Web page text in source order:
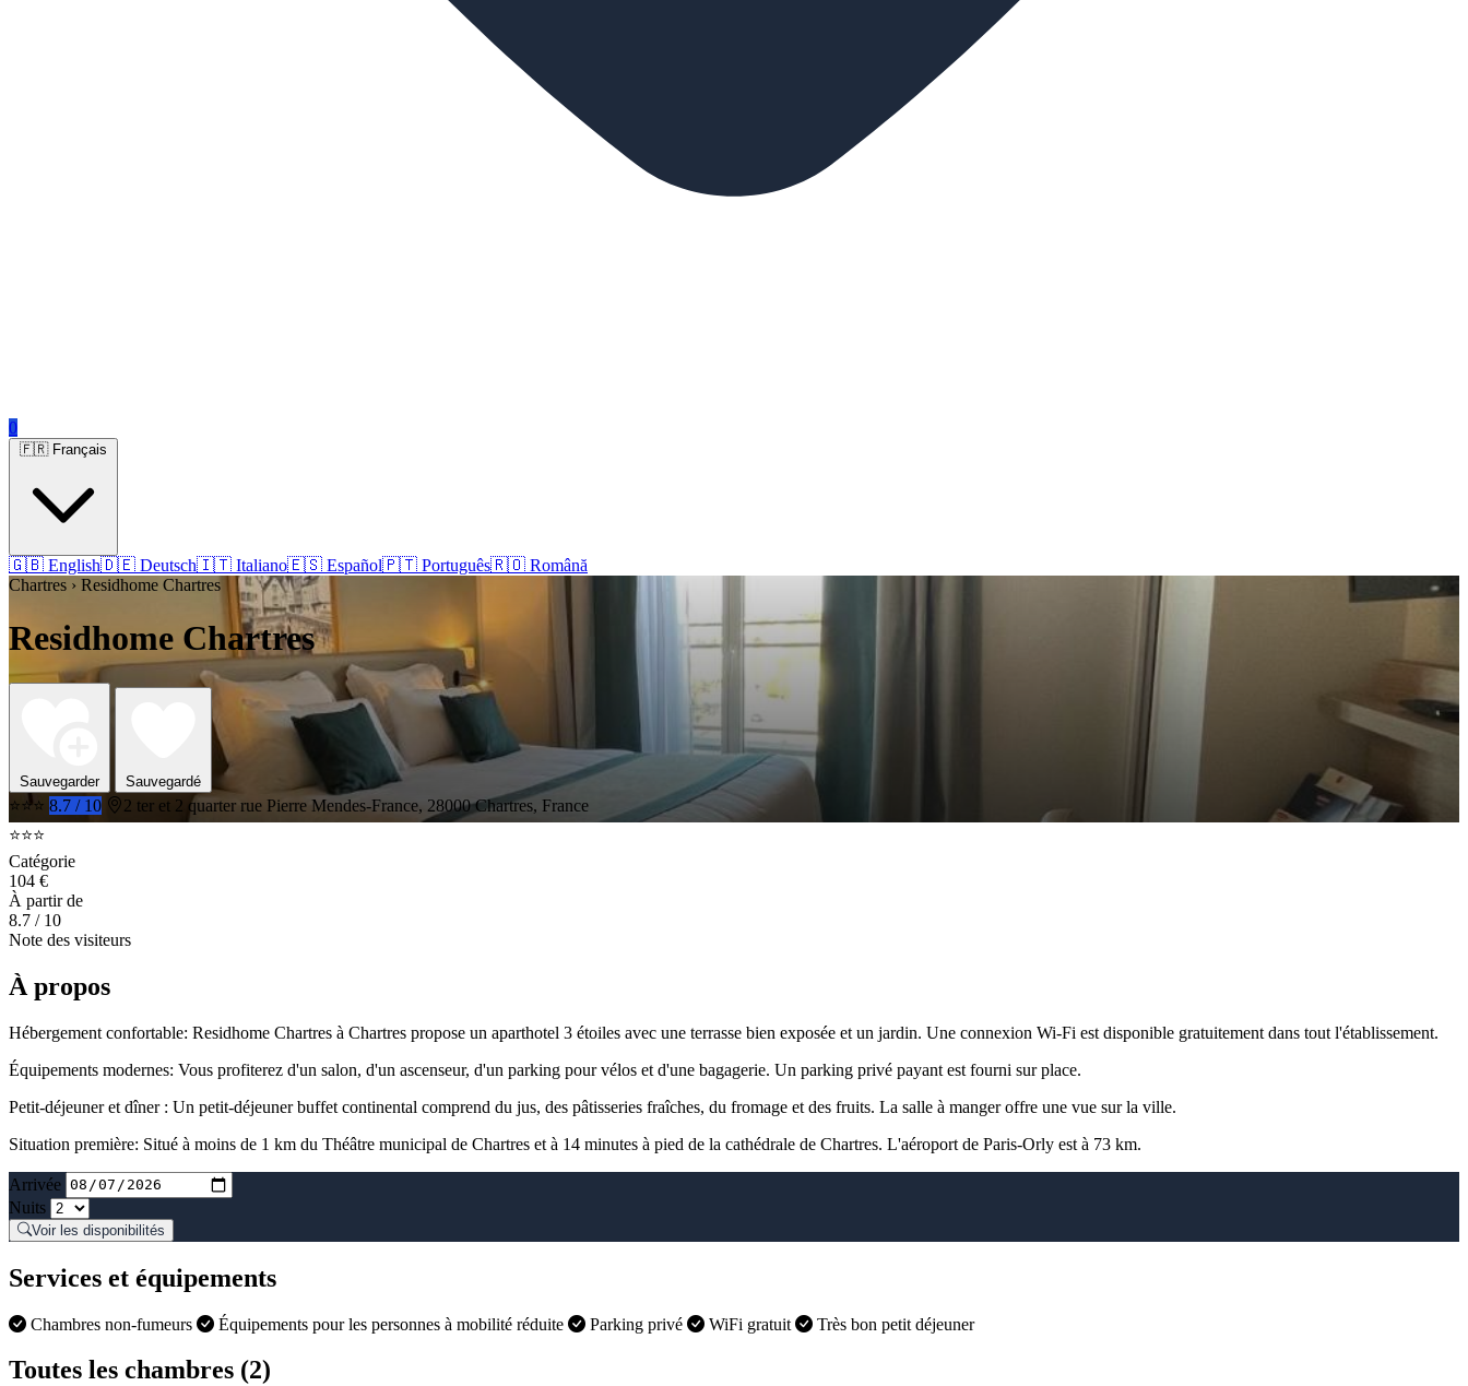
0
🇬🇧 English🇩🇪 Deutsch🇮🇹 Italiano🇪🇸 Español🇵🇹 Português🇷🇴 Română
Chartres › Residhome Chartres
Residhome Chartres
Sauvegarder Sauvegardé
⭐⭐⭐ 8.7 / 10
2 ter et 2 quarter rue Pierre Mendes-France, 28000 Chartres, France
⭐⭐⭐
Catégorie
104 €
À partir de
8.7 / 10
Note des visiteurs
À propos
Hébergement confortable: Residhome Chartres à Chartres propose un aparthotel 3 étoiles avec une terrasse bien exposée et un jardin. Une connexion Wi-Fi est disponible gratuitement dans tout l'établissement.
Équipements modernes: Vous profiterez d'un salon, d'un ascenseur, d'un parking pour vélos et d'une bagagerie. Un parking privé payant est fourni sur place.
Petit-déjeuner et dîner : Un petit-déjeuner buffet continental comprend du jus, des pâtisseries fraîches, du fromage et des fruits. La salle à manger offre une vue sur la ville.
Situation première: Situé à moins de 1 km du Théâtre municipal de Chartres et à 14 minutes à pied de la cathédrale de Chartres. L'aéroport de Paris-Orly est à 73 km.
Arrivée
Nuits
Voir les disponibilités
Services et équipements
Chambres non-fumeurs Équipements pour les personnes à mobilité réduite Parking privé WiFi gratuit Très bon petit déjeuner
Toutes les chambres (2)